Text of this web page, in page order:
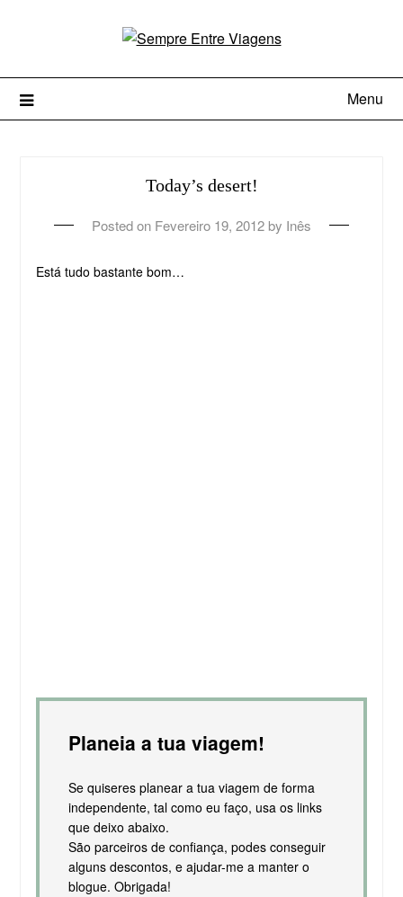
Menu
Today’s desert!
Posted on Fevereiro 19, 2012 by Inês
Está tudo bastante bom…
Planeia a tua viagem!
Se quiseres planear a tua viagem de forma
independente, tal como eu faço, usa os links
que deixo abaixo.
São parceiros de confiança, podes conseguir
alguns descontos, e ajudar-me a manter o
blogue. Obrigada!